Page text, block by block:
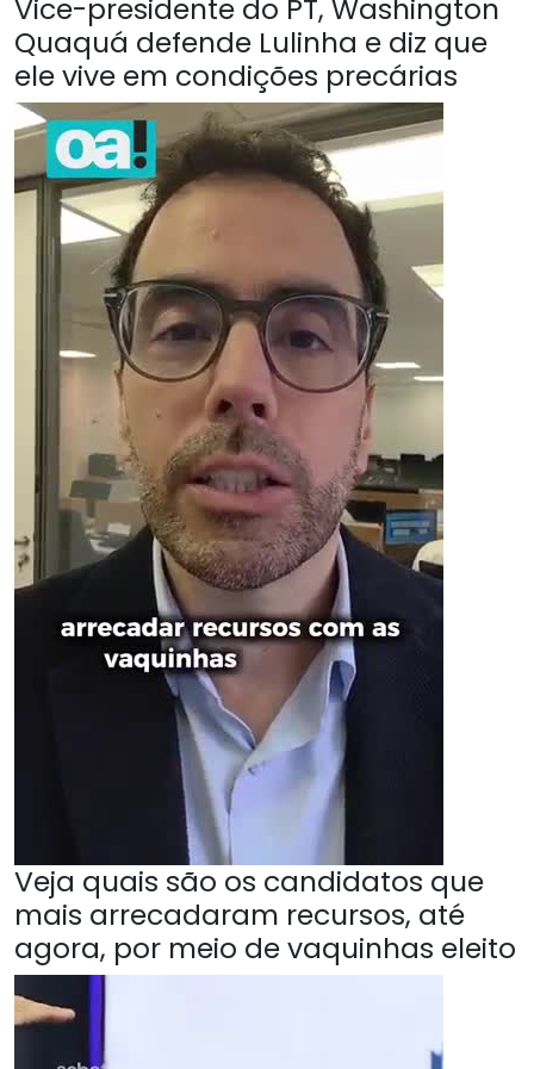
Vice-presidente do PT, Washington
Quaquá defende Lulinha e diz que
ele vive em condições precárias
Veja quais são os candidatos que
mais arrecadaram recursos, até
agora, por meio de vaquinhas eleito